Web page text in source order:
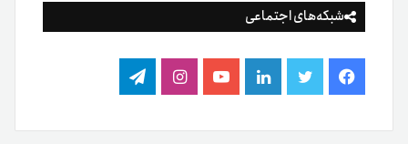
شبکه‌های اجتماعی
فیس
بوک
توییتر لینکدینیوتیوباینستاگرام
تلگرام